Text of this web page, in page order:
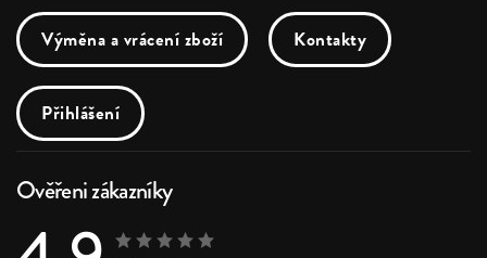
Výměna a vrácení zboží Kontakty
Přihlášení
Ověřeni zákazníky